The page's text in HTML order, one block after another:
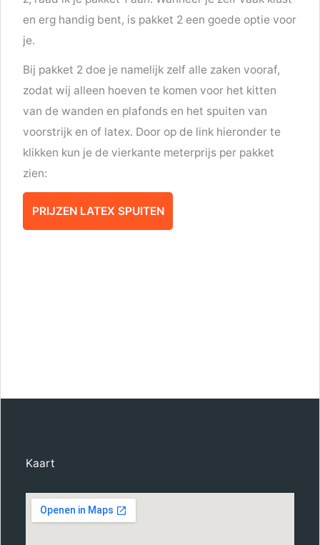
en erg handig bent, is pakket 2 een goede optie voor
je.
Bij pakket 2 doe je namelijk zelf alle zaken vooraf,
zodat wij alleen hoeven te komen voor het kitten
van de wanden en plafonds en het spuiten van
voorstrijk en of latex. Door op de link hieronder te
klikken kun je de vierkante meterprijs per pakket
zien:
PRIJZEN LATEX SPUITEN
Kaart